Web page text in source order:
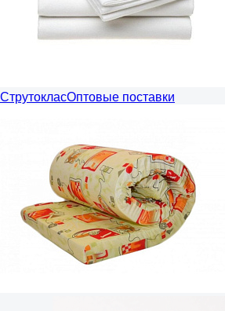
СтрутокласОптовые поставки